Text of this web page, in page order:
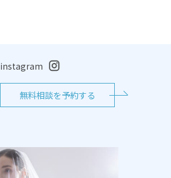
instagram
無料相談を予約する